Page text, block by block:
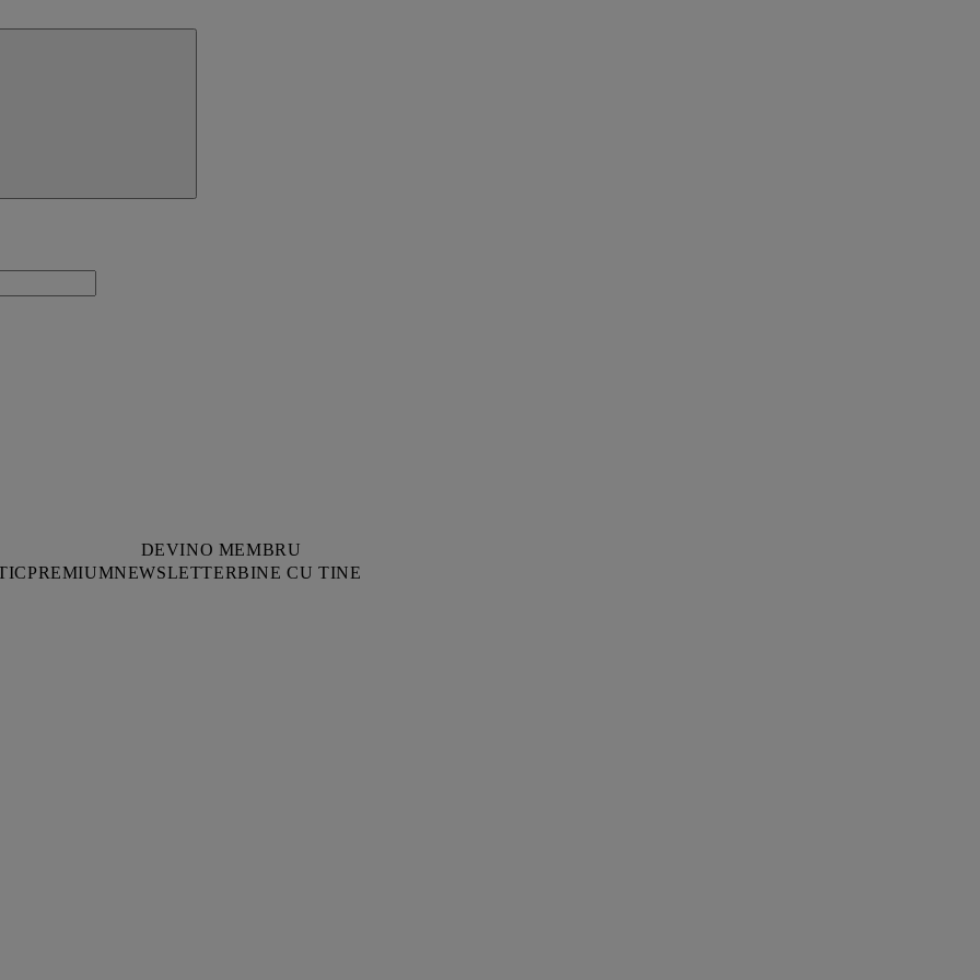
DEVINO MEMBRU
PREMIUMNEWSLETTERBINE CU TINE